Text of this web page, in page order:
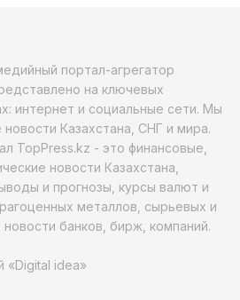
портал-агрегатор
на ключевых
интернет и социальные сети. Мы
Казахстана, СНГ и мира.
TopPress.kz - это финансовые,
новости Казахстана,
и прогнозы, курсы валют и
металлов, сырьевых и
банков, бирж, компаний.
«Digital idea»